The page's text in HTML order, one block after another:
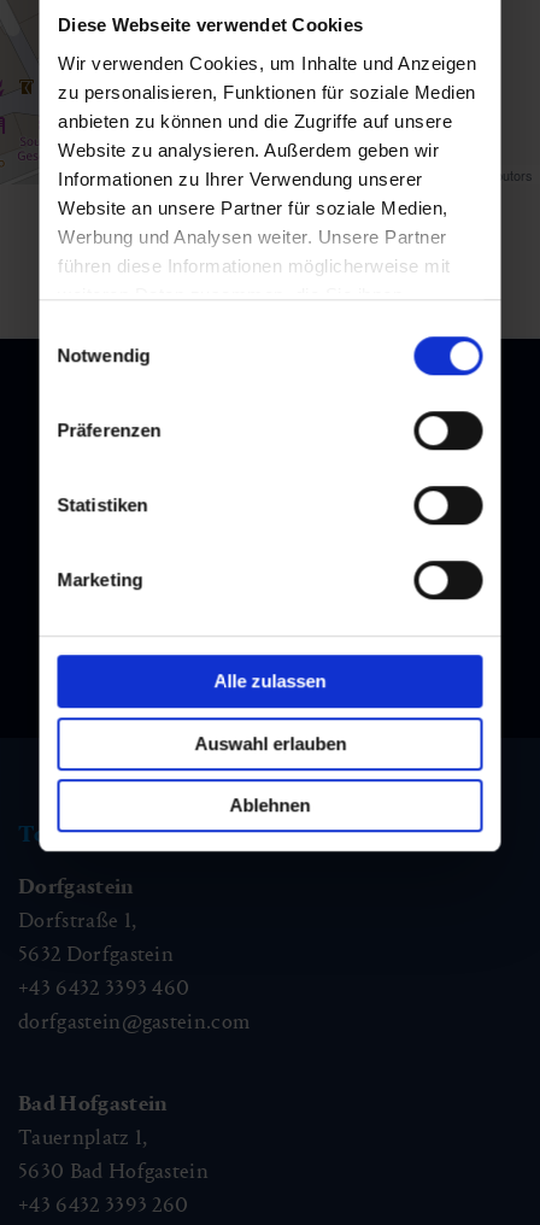
Diese Webseite verwendet Cookies
Wir verwenden Cookies, um Inhalte und Anzeigen
zu personalisieren, Funktionen für soziale Medien
anbieten zu können und die Zugriffe auf unsere
Website zu analysieren. Außerdem geben wir
Informationen zu Ihrer Verwendung unserer
Website an unsere Partner für soziale Medien,
Werbung und Analysen weiter. Unsere Partner
führen diese Informationen möglicherweise mit
weiteren Daten zusammen, die Sie ihnen
Nutzung der Dienste gesammelt haben.
Notwendig
Präferenzen
Statistiken
Marketing
Alle zulassen
Auswahl erlauben
Ablehnen
Map data ©OpenStreetMap contributors
Zurück zur Übersicht
Melden Sie sich bei unserem Newsletter an, und bleiben Sie
Tourismus Information
Dorfgastein
Dorfstraße 1,
5632 Dorfgastein
+43 6432 3393 460
dorfgastein@gastein.com
Bad Hofgastein
Tauernplatz 1,
5630 Bad Hofgastein
+43 6432 3393 260